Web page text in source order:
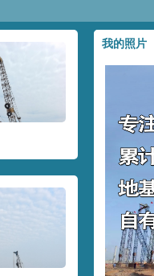
我的照片